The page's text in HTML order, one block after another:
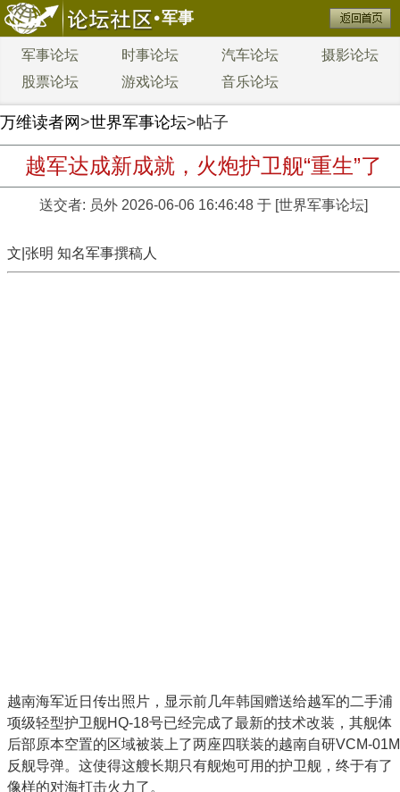
军事
军事论坛 时事论坛 汽车论坛
摄影论坛
股票论坛
游戏论坛 音乐论坛
万维读者网 >世界军事论坛>帖子
越军达成新成就，火炮护卫舰“重生”了
送交者: 员外 2026-06-06 16:46:48 于 [世界军事论坛]
文|张明 知名军事撰稿人
越南海军近日传出照片，显示前几年韩国赠送给越军的二手浦
项级轻型护卫舰HQ-18号已经完成了最新的技术改装，其舰体
后部原本空置的区域被装上了两座四联装的越南自研VCM-01M
反舰导弹。这使得这艘长期只有舰炮可用的护卫舰，终于有了
像样的对海打击火力了。